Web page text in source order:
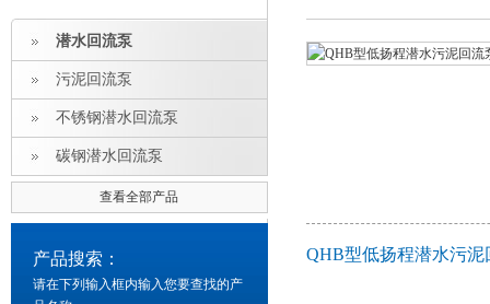
潜水回流泵
污泥回流泵
不锈钢潜水回流泵
碳钢潜水回流泵
查看全部产品
产品搜索：
请在下列输入框内输入您要查找的产
QHB型低扬程潜水污